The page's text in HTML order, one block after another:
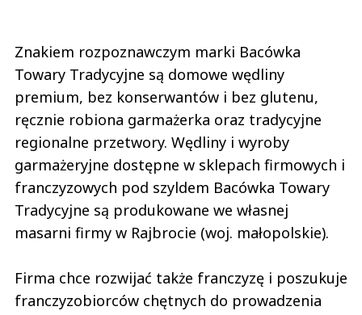
Znakiem rozpoznawczym marki Bacówka
Towary Tradycyjne są domowe wędliny
premium, bez konserwantów i bez glutenu,
ręcznie robiona garmażerka oraz tradycyjne
regionalne przetwory. Wędliny i wyroby
garmażeryjne dostępne w sklepach firmowych i
franczyzowych pod szyldem Bacówka Towary
Tradycyjne są produkowane we własnej
masarni firmy w Rajbrocie (woj. małopolskie).
Firma chce rozwijać także franczyzę i poszukuje
franczyzobiorców chętnych do prowadzenia